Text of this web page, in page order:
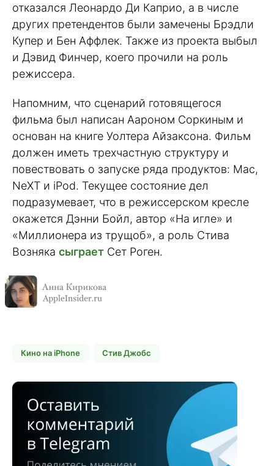
отказался Леонардо Ди Каприо, а в числе
других претендентов были замечены Брэдли
Купер и Бен Аффлек. Также из проекта выбыл
и Дэвид Финчер, коего прочили на роль
режиссера.
Напомним, что сценарий готовящегося
фильма был написан Аароном Соркиным и
основан на книге Уолтера Айзаксона. Фильм
должен иметь трехчастную структуру и
повествовать о запуске ряда продуктов: Mac,
NeXT и iPod. Текущее состояние дел
подразумевает, что в режиссерском кресле
окажется Дэнни Бойл, автор «На игле» и
«Миллионера из трущоб», а роль Стива
Возняка сыграет Сет Роген.
Кино на iPhone Стив Джобс